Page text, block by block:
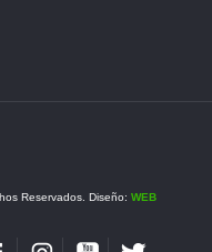
Reservados. Diseño: WEB